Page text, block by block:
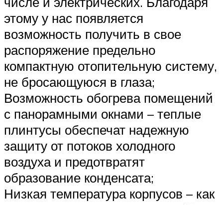
этому у нас появляется
возможность получить в свое
распоряжение предельно
компактную отопительную систему,
не бросающуюся в глаза;
Возможность обогрева помещений
с панорамными окнами – теплые
плинтусы обеспечат надежную
защиту от потоков холодного
воздуха и предотвратят
образование конденсата;
Низкая температура корпусов – как